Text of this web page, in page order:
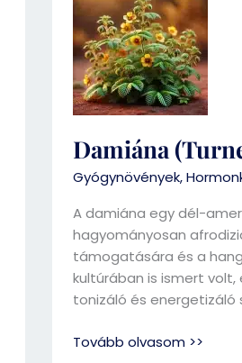
Damiána
Gyógynövények,
A damiána egy dél-
hagyományosan
támogatására és a
kultúrában is ismert
tonizáló és energetizáló
(Turnera
diffusa)
Tovább olvasom >>